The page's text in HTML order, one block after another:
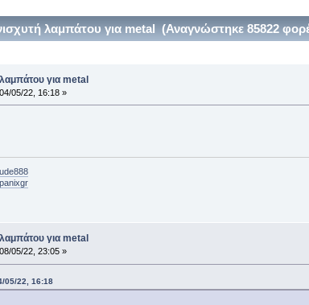
λαμπάτου για metal (Αναγνώστηκε 85822
για metal
04/05/22, 16:18 »
για metal
08/05/22, 23:05 »
05/22, 16:18